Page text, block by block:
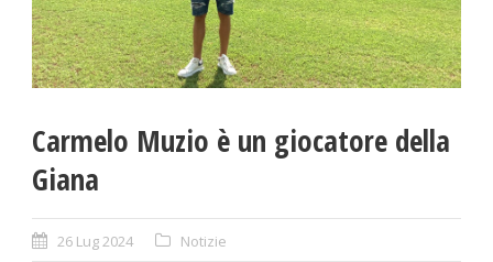
Carmelo Muzio è un giocatore della
Giana
26 Lug 2024 Notizie